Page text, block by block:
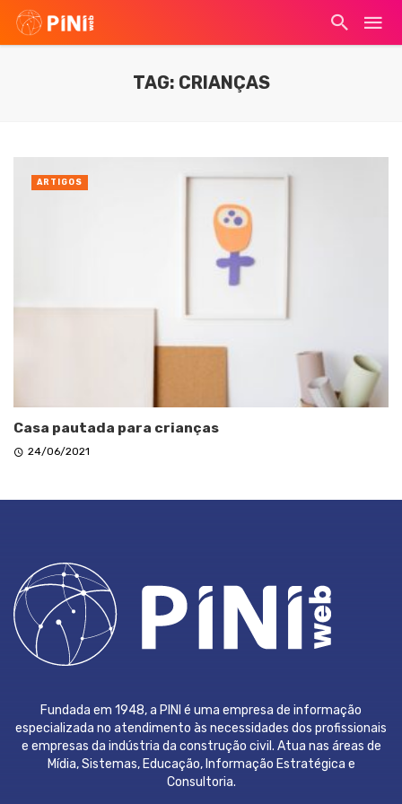
TAG: CRIANÇAS
Casa pautada para crianças
24/06/2021
ARTIGOS
Fundada em 1948, a PINI é uma empresa de informação
especializada no atendimento às necessidades dos profissionais
e empresas da indústria da construção civil. Atua nas áreas de
Mídia, Sistemas, Educação, Informação Estratégica e
Consultoria.